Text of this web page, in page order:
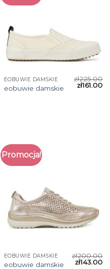
EOBUWIE DAMSKIE
eobuwie damskie
zł225.00
zł161.00
Promocja!
EOBUWIE DAMSKIE
eobuwie damskie
zł200.00
zł143.00